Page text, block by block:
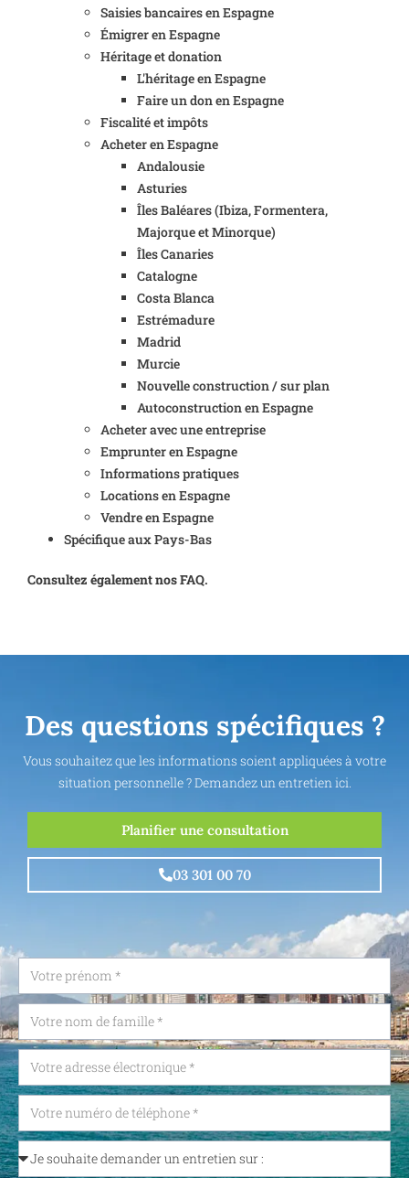
Saisies bancaires en Espagne
Émigrer en Espagne
Héritage et donation
L'héritage en Espagne
Faire un don en Espagne
Fiscalité et impôts
Acheter en Espagne
Andalousie
Asturies
Îles Baléares (Ibiza, Formentera,
Majorque et Minorque)
Îles Canaries
Catalogne
Costa Blanca
Estrémadure
Madrid
Murcie
Nouvelle construction / sur plan
Autoconstruction en Espagne
Acheter avec une entreprise
Emprunter en Espagne
Informations pratiques
Locations en Espagne
Vendre en Espagne
Spécifique aux Pays-Bas
Consultez également nos FAQ.
Des questions spécifiques ?
Vous souhaitez que les informations soient appliquées à votre
situation personnelle ? Demandez un entretien ici.
Planifier une consultation
03 301 00 70